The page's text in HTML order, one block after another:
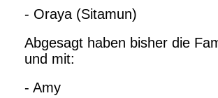
- Oraya (Sitamun)
Abgesagt haben bisher die
und mit:
- Amy